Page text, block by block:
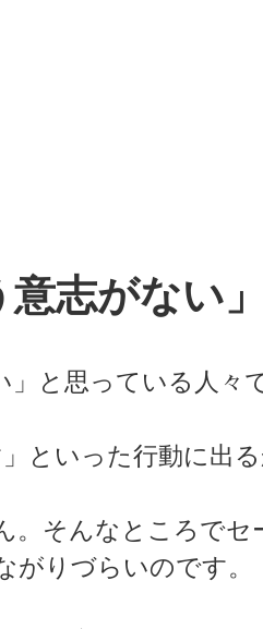
志がない」
と思っている人々
といった行動に出る
。そんなところで
りづらいのです。